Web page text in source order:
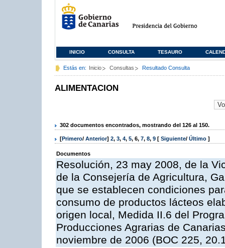
INICIO CONSULTA TESAURO
Estás en: Inicio Consultas Resultado Consulta
ALIMENTACION
302 documentos encontrados, mostrando del 126 al 150.
[Primero/ Anterior] 2, 3, 4, 5, 6, 7, 8, 9 [ Siguiente/ Último ]
Documentos
Resolución, 23 may 2008, de la
de la Consejería de Agricultura,
que se establecen condiciones
consumo de productos lácteos
origen local, Medida II.6 del
Producciones Agrarias de
noviembre de 2006 (BOC 225,